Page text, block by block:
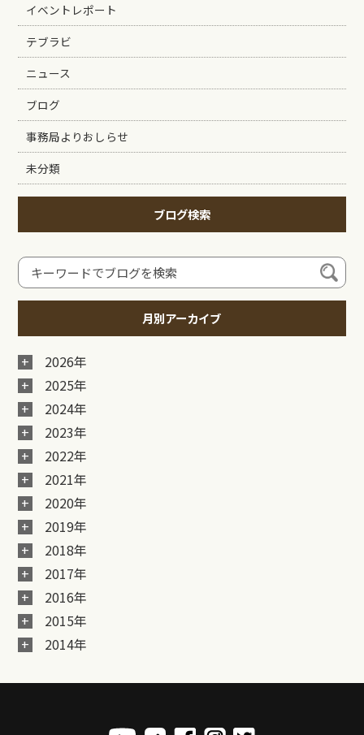
イベントレポート
テブラビ
ニュース
ブログ
事務局よりおしらせ
未分類
ブログ検索
月別アーカイブ
2026年
2025年
2024年
2023年
2022年
2021年
2020年
2019年
2018年
2017年
2016年
2015年
2014年